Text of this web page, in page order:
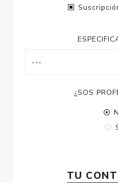
¿SOS
TU